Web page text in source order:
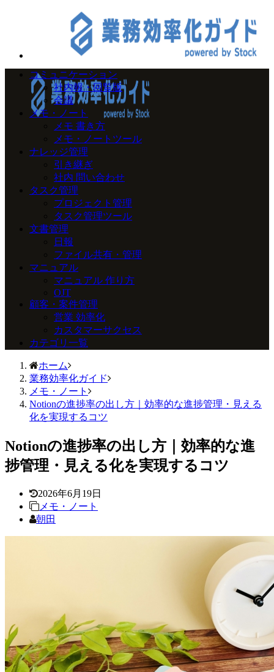
コミュニケーション
社内報・回覧版
会議
メモ・ノート
メモ 書き方
メモ・ノートツール
ナレッジ管理
引き継ぎ
社内 問い合わせ
タスク管理
プロジェクト管理
タスク管理ツール
文書管理
日報
ファイル共有・管理
マニュアル
マニュアル 作り方
OJT
顧客・案件管理
営業 効率化
カスタマーサクセス
カテゴリ一覧
ホーム
業務効率化ガイド
メモ・ノート
Notionの進捗率の出し方｜効率的な進捗管理・見える
化を実現するコツ
Notionの進捗率の出し方｜効率的な進
捗管理・見える化を実現するコツ
2026年6月19日
メモ・ノート
朝田